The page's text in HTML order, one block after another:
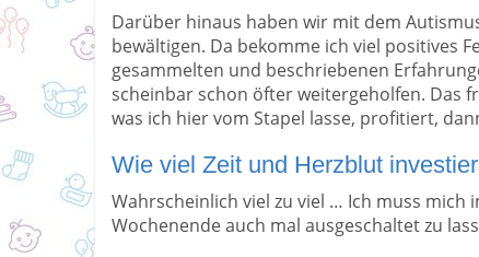
Darüber hinaus haben wir mit dem
bewältigen. Da bekomme ich viel positives
gesammelten und beschriebenen
scheinbar schon öfter weitergeholfen. Das
was ich hier vom Stapel lasse, profitiert,
Wie viel Zeit und Herzblut
Wahrscheinlich viel zu viel … Ich muss
Wochenende auch mal ausgeschaltet zu